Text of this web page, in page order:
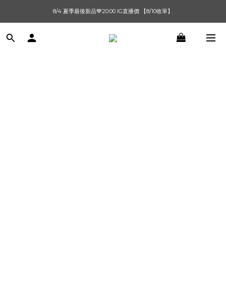
單筆滿$1000【先付款】 / 滿$2000【超取付款】 🚚免運費
8/4 夏季最後新品💙20:00 IG直播價 【8/10收單】